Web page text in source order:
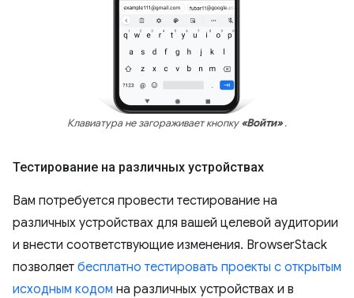
Клавиатура не загораживает кнопку«Войти».
Тестирование на различных устройствах
Вам потребуется провести тестирование на
различных устройствах для вашей целевой аудитории
и внести соответствующие изменения. BrowserStack
позволяет бесплатно тестировать проекты с открытым
исходным кодом на различных устройствах и в